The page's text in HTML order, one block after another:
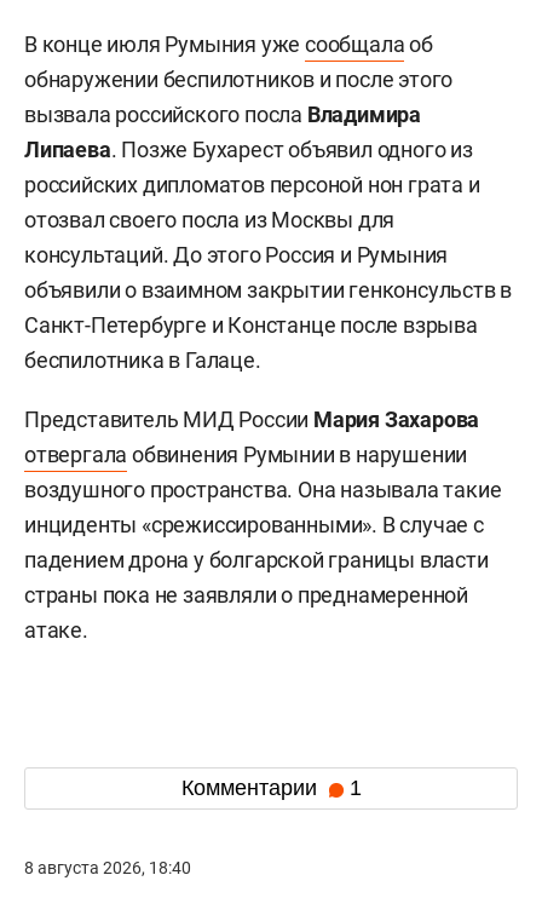
В конце июля Румыния ужесообщалаоб
обнаружении беспилотников и после этого
вызвала российского посла Владимира
Липаева. Позже Бухарест объявил одного из
российских дипломатов персоной нон грата и
отозвал своего посла из Москвы для
консультаций. До этого Россия и Румыния
объявили о взаимном закрытии генконсульств в
Санкт-Петербурге и Констанце после взрыва
беспилотника в Галаце.
Представитель МИД России Мария Захарова
отвергала обвинения Румынии в нарушении
воздушного пространства. Она называла такие
инциденты «срежиссированными». В случае с
падением дрона у болгарской границы власти
страны пока не заявляли о преднамеренной
атаке.
Комментарии 1
8 августа 2026, 18:40